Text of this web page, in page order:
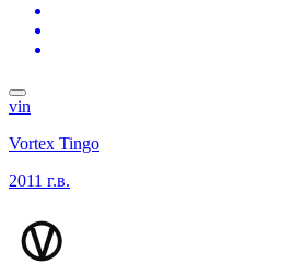
vin
Vortex Tingo
2011 г.в.